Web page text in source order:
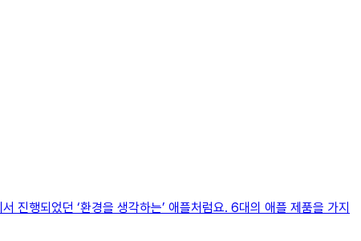
진행되었던 ‘환경을 생각하는’ 애플처럼요. 6대의 애플 제품을 가지